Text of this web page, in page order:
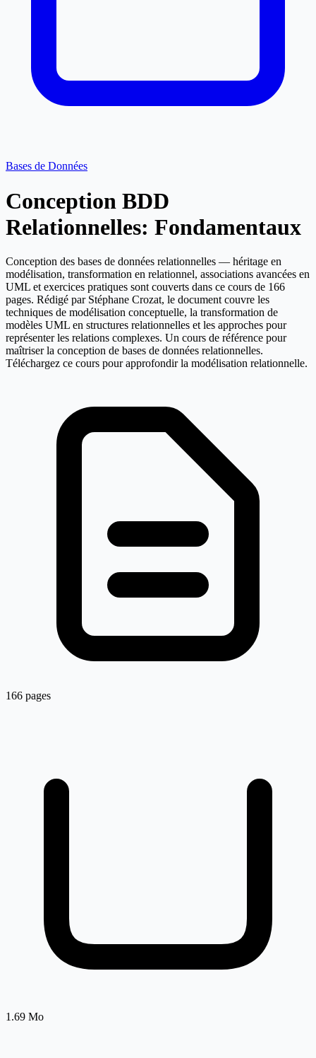
Bases de Données
Conception BDD
Relationnelles: Fondamentaux
Conception des bases de données relationnelles — héritage en
modélisation, transformation en relationnel, associations avancées en
UML et exercices pratiques sont couverts dans ce cours de 166
pages. Rédigé par Stéphane Crozat, le document couvre les
techniques de modélisation conceptuelle, la transformation de
modèles UML en structures relationnelles et les approches pour
représenter les relations complexes. Un cours de référence pour
maîtriser la conception de bases de données relationnelles.
Téléchargez ce cours pour approfondir la modélisation relationnelle.
166 pages
1.69 Mo